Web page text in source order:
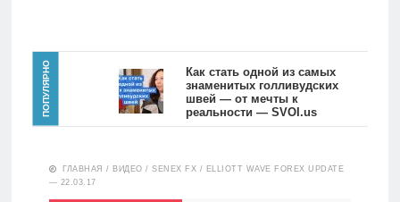
анализ
Видео
Сделано
Главная
Новости
Аналитика
ПОПУЛЯРНО
Как стать одной из самых
знаменитых голливудских
швей — от мечты к
реальности — SVOI.us
10551
ГЛАВНАЯ / ВИДЕО /SENEX FX / ELLIOTT WAVE FOREX UPDATE
— 22.03.17